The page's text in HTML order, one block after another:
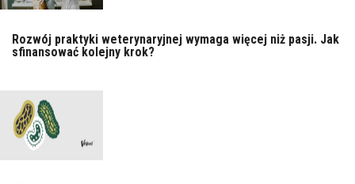
Rozwój praktyki weterynaryjnej wymaga więcej niż pasji. Jak
sfinansować kolejny krok?